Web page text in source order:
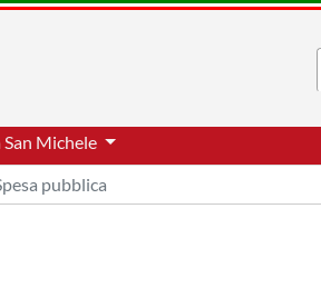
Michele
pubblica